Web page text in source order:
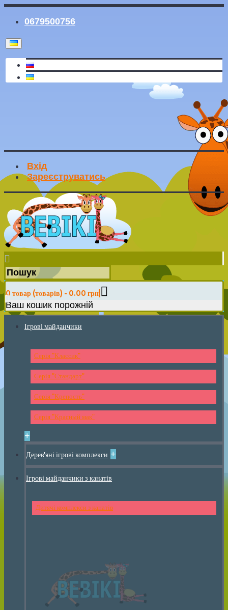
0679500756
Вхід
Зареєструватись
0 товар (товарів) - 0.00 грн
Ваш кошик порожній
Ігрові майданчики
Серія "Классик"
Серія "Стандарт"
Серія "Крепость"
Серія "Красный мак"
+
Дерев'яні ігрові комплекси +
Ігрові майданчики з канатів
Дитячі комплекси з канатів